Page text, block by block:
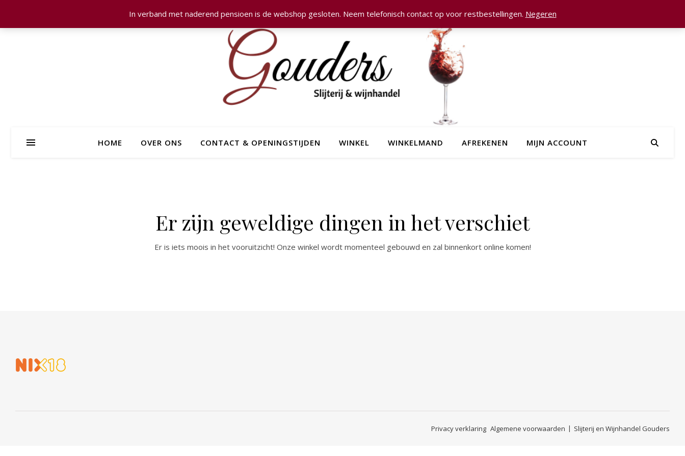
HOME OVER ONS CONTACT & OPENINGSTIJDEN WINKEL WINKELMAND AFREKENEN MIJN ACCOUNT
Er zijn geweldige dingen in het verschiet
Er is iets moois in het vooruitzicht! Onze winkel wordt momenteel gebouwd en zal binnenkort online komen!
Slijterij en Wijnhandel Gouders
Privacy verklaring Algemene voorwaarden
In verband met naderend pensioen is de webshop gesloten. Neem telefonisch contact op voor restbestellingen. Negeren